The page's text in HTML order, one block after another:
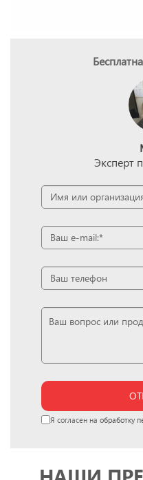
Эксперт
Я согласен на обработку